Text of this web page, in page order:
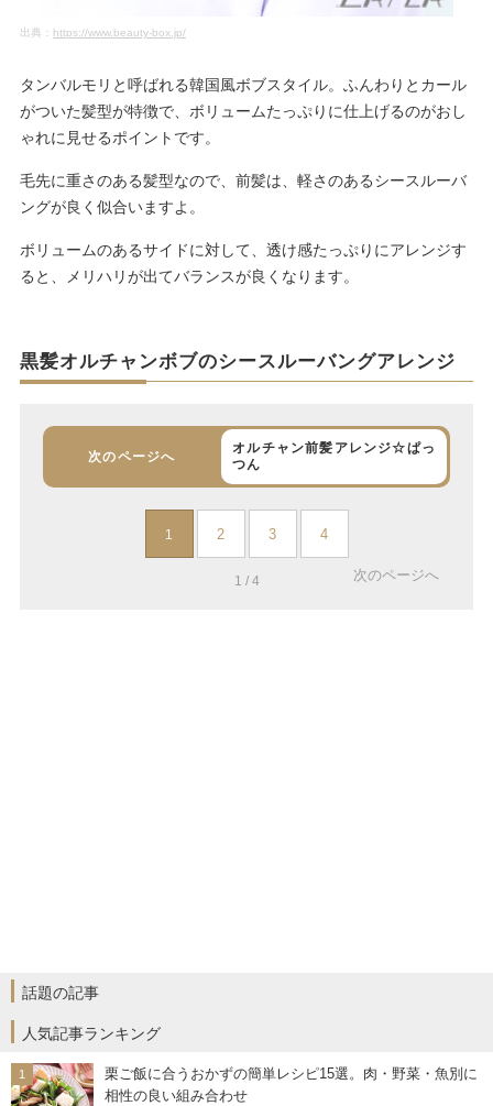
出典： https://www.beauty-box.jp/
タンバルモリと呼ばれる韓国風ボブスタイル。ふんわりとカール
がついた髪型が特徴で、ボリュームたっぷりに仕上げるのがおし
ゃれに見せるポイントです。
毛先に重さのある髪型なので、前髪は、軽さのあるシースルーバ
ングが良く似合いますよ。
ボリュームのあるサイドに対して、透け感たっぷりにアレンジす
ると、メリハリが出てバランスが良くなります。
黒髪オルチャンボブのシースルーバングアレンジ
次のページへ
オルチャン前髪アレンジ☆ぱっ
つん
1 2 3 4
1 / 4 次のページへ
話題の記事
人気記事ランキング
栗ご飯に合うおかずの簡単レシピ15選。肉・野菜・魚別に
相性の良い組み合わせ